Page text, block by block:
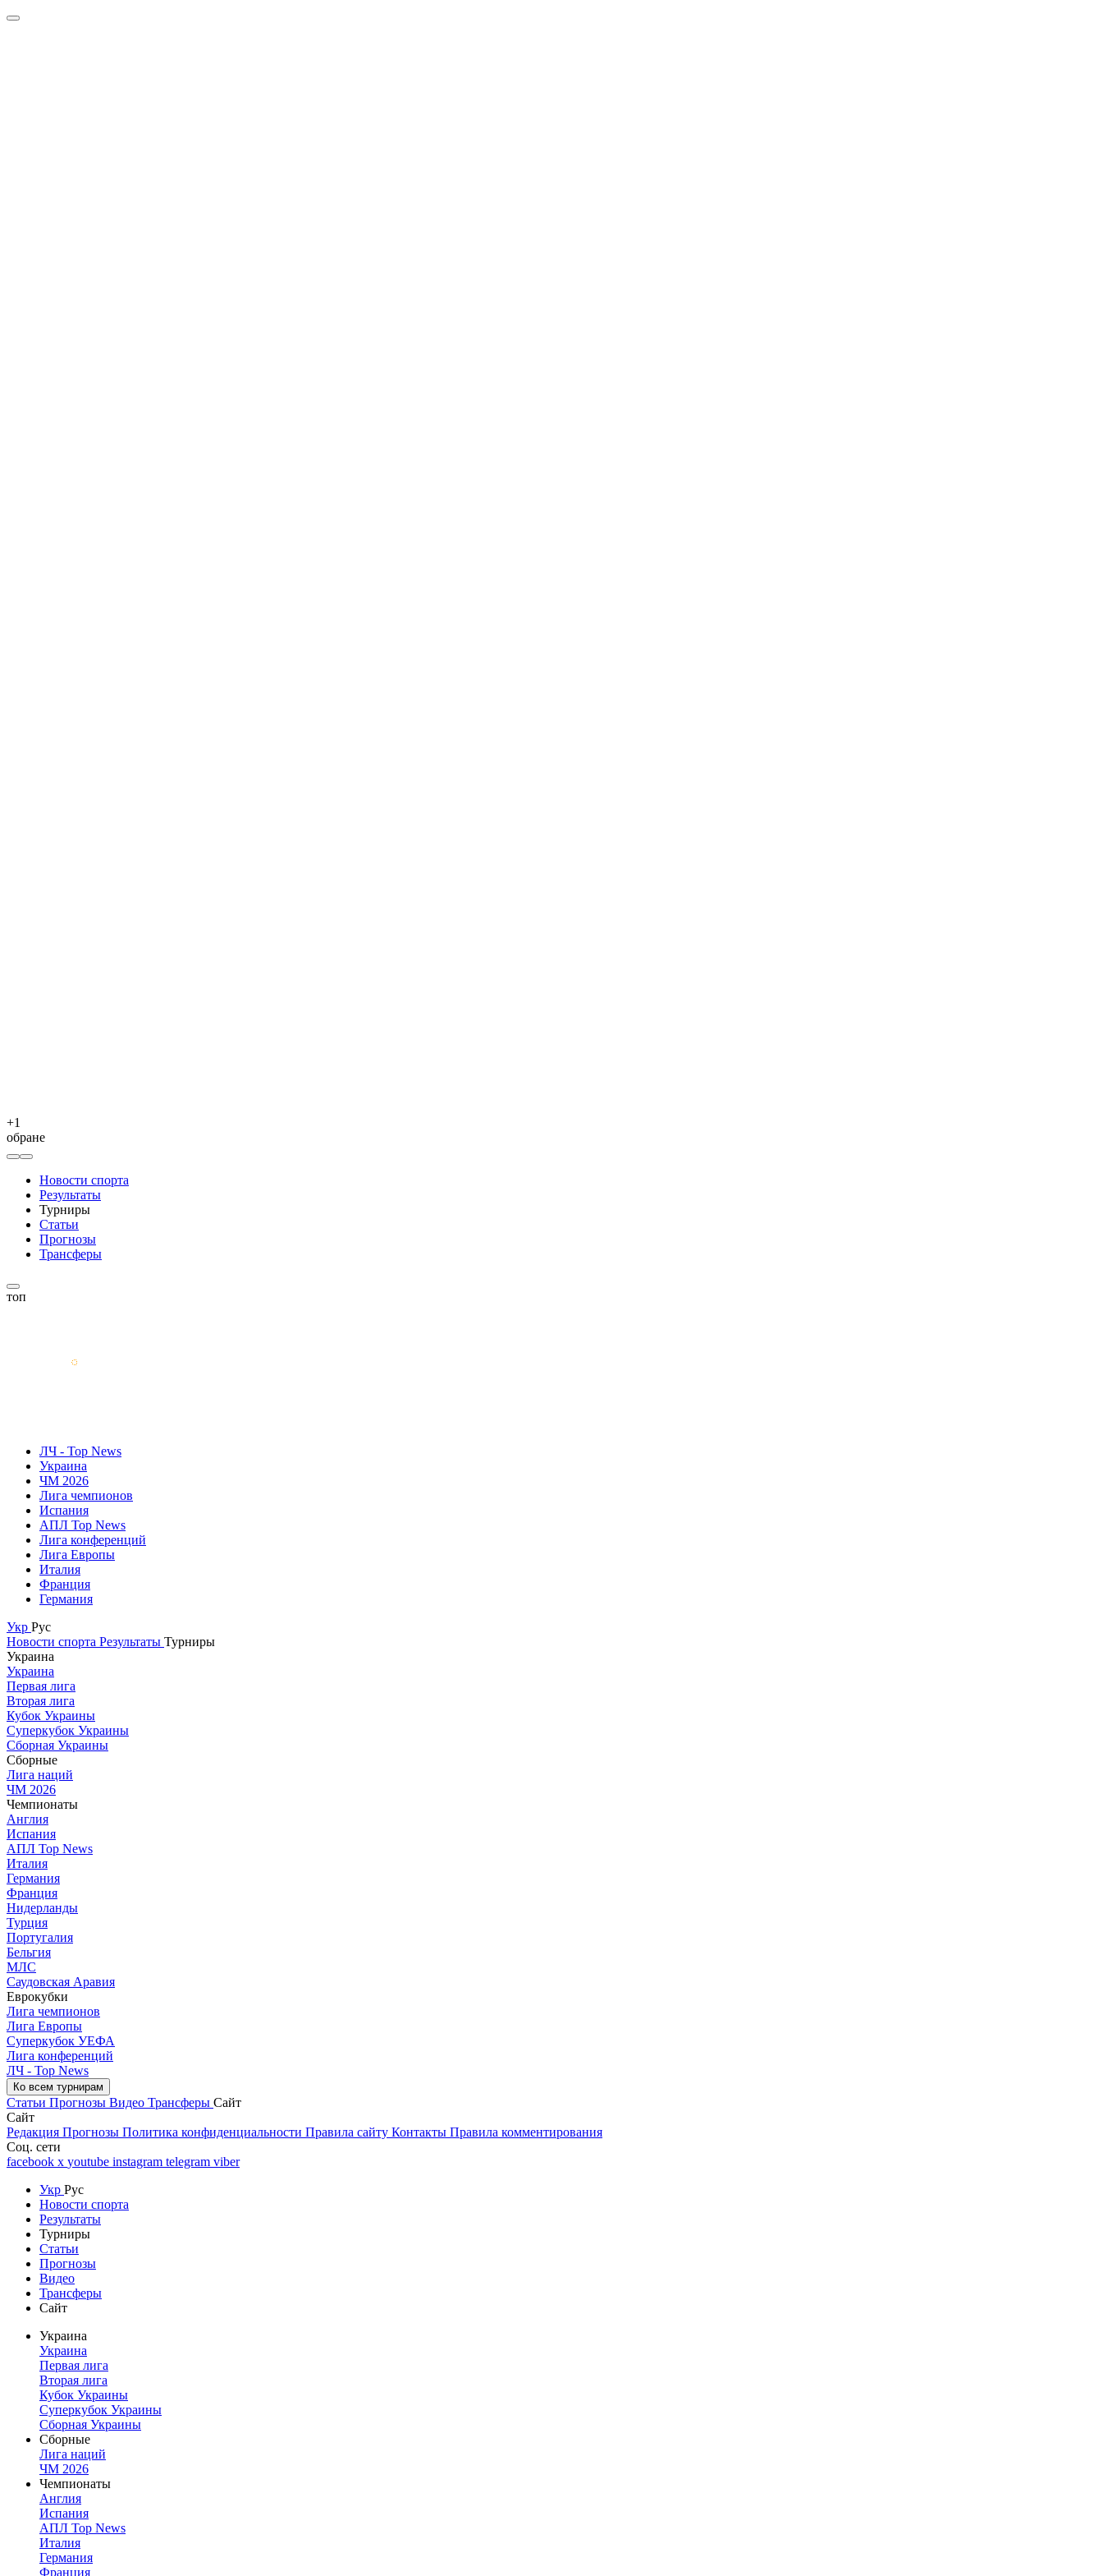
+1
обране
Новости спорта
Результаты
Турниры
Статьи
Прогнозы
Трансферы
топ
ЛЧ - Top News
Украина
ЧМ 2026
Лига чемпионов
Испания
АПЛ Top News
Лига конференций
Лига Европы
Италия
Франция
Германия
Укр Рус
Новости спорта Результаты Турниры
Украина
Украина
Первая лига
Вторая лига
Кубок Украины
Суперкубок Украины
Сборная Украины
Сборные
Лига наций
ЧМ 2026
Чемпионаты
Англия
Испания
АПЛ Top News
Италия
Германия
Франция
Нидерланды
Турция
Португалия
Бельгия
МЛС
Саудовская Аравия
Еврокубки
Лига чемпионов
Лига Европы
Суперкубок УЕФА
Лига конференций
ЛЧ - Top News
Ко всем турнирам
Статьи Прогнозы Видео Трансферы Сайт
Сайт
Редакция Прогнозы Политика конфиденциальности Правила сайту Контакты Правила комментирования
Соц. сети
facebook x youtube instagram telegram viber
Укр Рус
Новости спорта
Результаты
Турниры
Статьи
Прогнозы
Видео
Трансферы
Сайт
Украина
Украина
Первая лига
Вторая лига
Кубок Украины
Суперкубок Украины
Сборная Украины
Сборные
Лига наций
ЧМ 2026
Чемпионаты
Англия
Испания
АПЛ Top News
Италия
Германия
Франция